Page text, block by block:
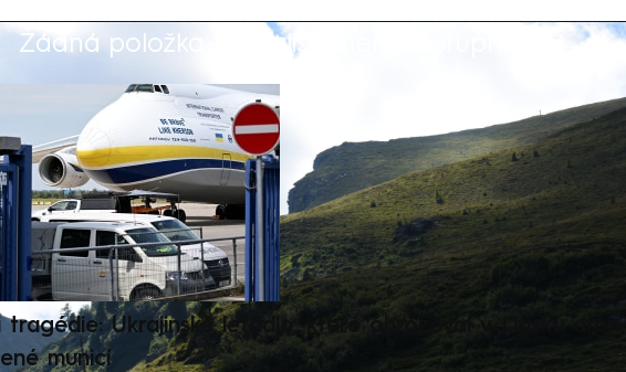
Žádná položka z playlistu není dostupná.
tragédie: Ukrajinské letadlo, které ohrožoval v Lipsku dron,
municí